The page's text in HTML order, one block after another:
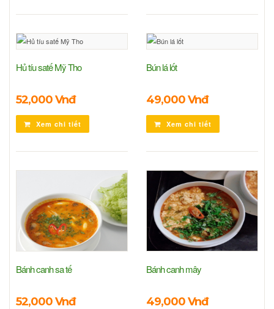
Hủ tíu satế Mỹ Tho
52,000 Vnđ
Xem chi tiết
Bún lá lốt
49,000 Vnđ
Xem chi tiết
Bánh canh sa tế
52,000 Vnđ
Bánh canh mây
49,000 Vnđ